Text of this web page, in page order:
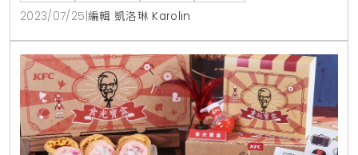
苣、佐上酸甜美乃滋風味，滿足對於層次豐富的味覺體
驗和飽滿肉感的渴望。這一次驚豔味蕾的「雙層咔啦雞
腿堡」將經典咔啦雞腿堡全新升級，肉量Double加
倍，美味層次雙重堆疊，1+1爽度直衝味蕾天花板，獻
2023/07/25 編輯 凱洛琳 Karolin